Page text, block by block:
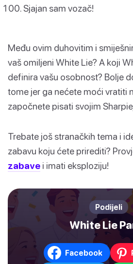
Sjajan sam vozač!
Među ovim duhovitim i
vaš omiljeni White Lie? A koji
definira vašu osobnost? Bolje
tome jer ga nećete moći vratiti
započnete pisati svojim
Trebate još stranačkih tema i
zabavu koju ćete prirediti?
zabave i imati eksploziju!
Podijeli
White Lie
Facebook